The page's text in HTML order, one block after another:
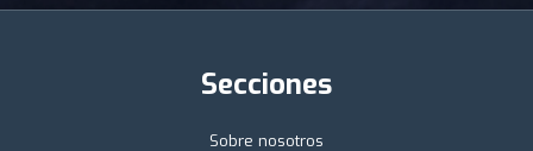
Secciones
Sobre nosotros